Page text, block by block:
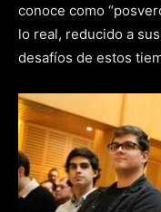
conoce como
lo real, reducido a
desafíos de estos